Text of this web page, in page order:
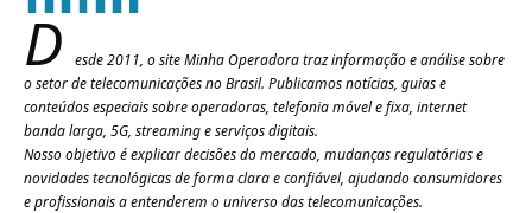
D
esde 2011, o site Minha Operadora traz informação e análise sobre
o setor de telecomunicações no Brasil. Publicamos notícias, guias e
conteúdos especiais sobre operadoras, telefonia móvel e fixa, internet
banda larga, 5G, streaming e serviços digitais.
Nosso objetivo é explicar decisões do mercado, mudanças regulatórias e
novidades tecnológicas de forma clara e confiável, ajudando consumidores
e profissionais a entenderem o universo das telecomunicações.